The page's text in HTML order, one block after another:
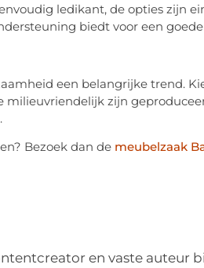
ledikant, de opties zijn
biedt voor een
een belangrijke trend.
zijn
Bezoek dan de meubelzaak
en vaste auteur